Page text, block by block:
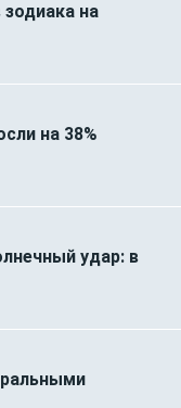
на
на 38%
удар: в